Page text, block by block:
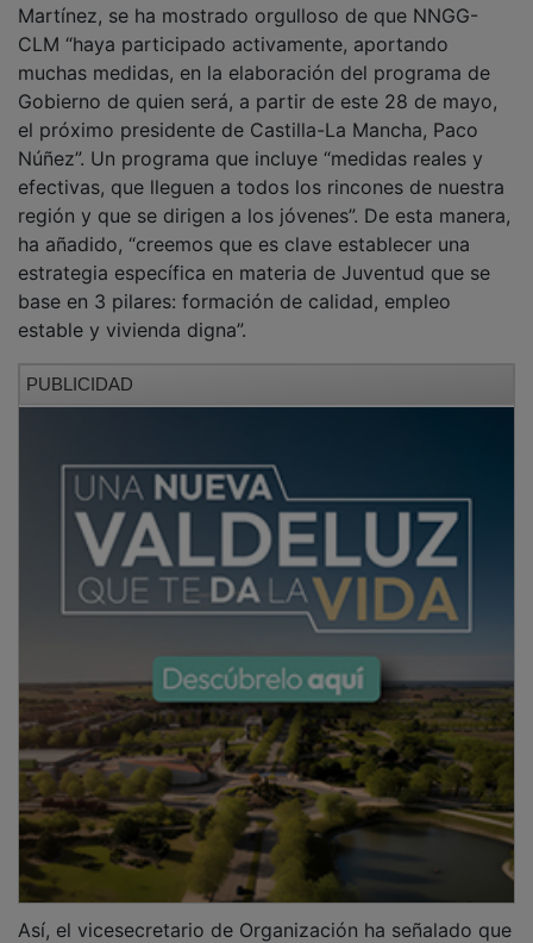
Martínez, se ha mostrado orgulloso de que NNGG-
CLM “haya participado activamente, aportando
muchas medidas, en la elaboración del programa de
Gobierno de quien será, a partir de este 28 de mayo,
el próximo presidente de Castilla-La Mancha, Paco
Núñez”. Un programa que incluye “medidas reales y
efectivas, que lleguen a todos los rincones de nuestra
región y que se dirigen a los jóvenes”. De esta manera,
ha añadido, “creemos que es clave establecer una
estrategia específica en materia de Juventud que se
base en 3 pilares: formación de calidad, empleo
estable y vivienda digna”.
PUBLICIDAD
Así, el vicesecretario de Organización ha señalado que